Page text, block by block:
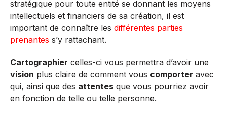
stratégique pour toute entité se donnant les moyens
intellectuels et financiers de sa création, il est
important de connaître les différentes parties
prenantes s’y rattachant.
Cartographier celles-ci vous permettra d’avoir une
vision plus claire de comment vous comporter avec
qui, ainsi que des attentes que vous pourriez avoir
en fonction de telle ou telle personne.